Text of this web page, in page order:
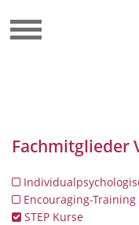
Fachmitglieder
Encouraging-Training
STEP Kurse